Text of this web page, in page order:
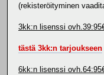
(rekisteröityminen
3kk:n lisenssi
tästä 3kk:n tarjoukseen
6kk:n lisenssi